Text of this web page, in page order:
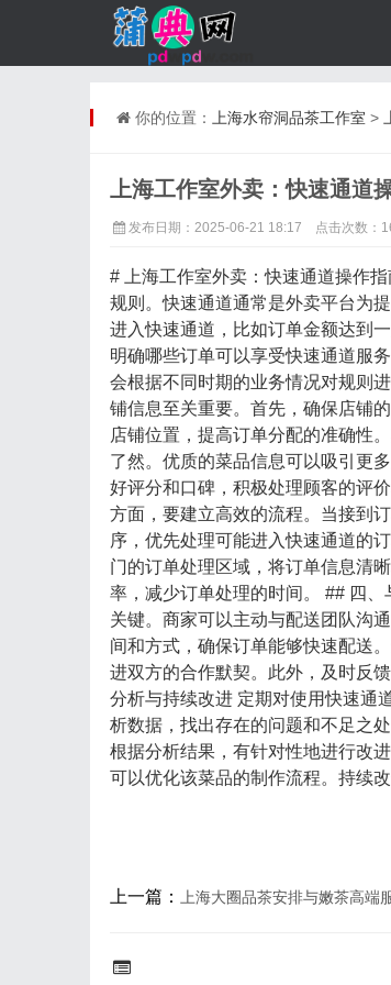
你的位置： 上海水帘洞品茶工作室 >
上海工作室外卖：快速通道
发布日期：2025-06-21 18:17 点击次数：
# 上海工作室外卖：快速通道操作
规则。快速通道通常是外卖平台为
进入快速通道，比如订单金额达到
明确哪些订单可以享受快速通道服
会根据不同时期的业务情况对规则
铺信息至关重要。首先，确保店铺
店铺位置，提高订单分配的准确性
了然。优质的菜品信息可以吸引更
好评分和口碑，积极处理顾客的评
方面，要建立高效的流程。当接到
序，优先处理可能进入快速通道的
门的订单处理区域，将订单信息清
率，减少订单处理的时间。 ## 四
关键。商家可以主动与配送团队沟
间和方式，确保订单能够快速配送
进双方的合作默契。此外，及时反
分析与持续改进 定期对使用快速通
析数据，找出存在的问题和不足之
根据分析结果，有针对性地进行改
可以优化该菜品的制作流程。持续
上一篇： 上海大圈品茶安排与嫩茶高端